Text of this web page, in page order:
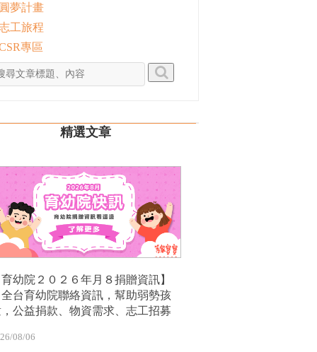
夢計畫
工旅程
專區
精選文章
幼院２０２６年月８捐贈資訊】
台育幼院聯絡資訊，幫助弱勢孩
公益捐款、物資需求、志工招募
08/06